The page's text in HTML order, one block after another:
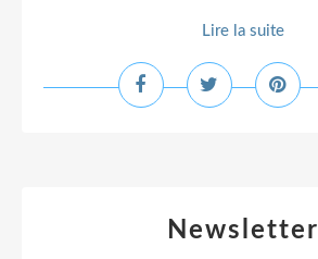
Lire la suite
Newsletter